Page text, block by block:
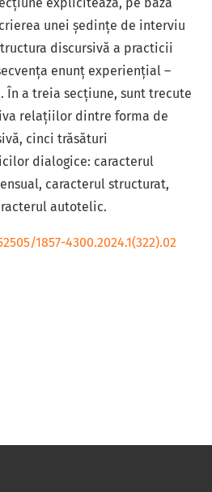
explicitează, pe baza
unei ședințe de interviu
discursivă a practicii
enunț experiențial –
În a treia secțiune, sunt trecute
relațiilor dintre forma de
cinci trăsături
dialogice: caracterul
caracterul structurat,
autotelic.
1857-4300.2024.1(322).02